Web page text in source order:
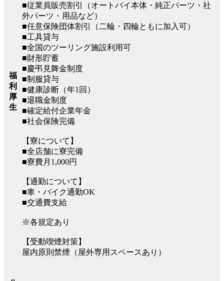
福
利
厚
生
■従業員販売割引（オートバイ本体・純正パーツ・社
外パーツ・用品など）
■任意保険団体割引（二輪・四輪ともに加入可）
■工具貸与
■全国のツーリング施設利用可
■財形貯蓄
■慶弔見舞金制度
■制服貸与
■健康診断（年1回）
■退職金制度
■確定給付企業年金
■社会保険完備
【寮について】
■全店舗に寮完備
■寮費月1,000円
【通勤について】
■車・バイク通勤OK
■交通費支給
※各規定あり
【受動喫煙対策】
屋内原則禁煙（屋外専用スペースあり）